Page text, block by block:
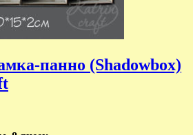
панно (Shadowbox)